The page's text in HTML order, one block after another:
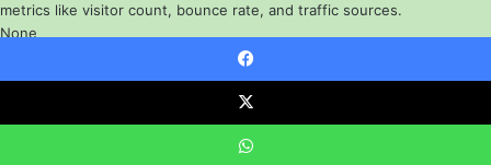
Facebook
X
metrics like visitor count, bounce rate, and traffic sources.
None
Advertisement cookies deliver personalized ads based on your
previous visits and analyze the effectiveness of ad campaigns.
None
Accept All